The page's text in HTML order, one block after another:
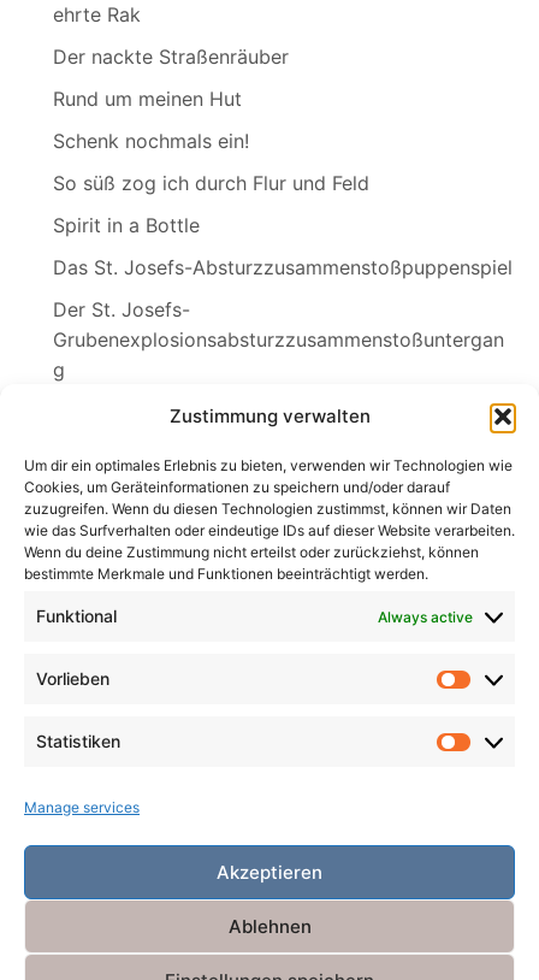
Zustimmung verwalten
Um dir ein optimales Erlebnis zu bieten, verwenden wir Technologien wie
Cookies, um Geräteinformationen zu speichern und/oder darauf
zuzugreifen. Wenn du diesen Technologien zustimmst, können wir Daten
wie das Surfverhalten oder eindeutige IDs auf dieser Website verarbeiten.
Wenn du deine Zustimmung nicht erteilst oder zurückziehst, können
bestimmte Merkmale und Funktionen beeinträchtigt werden.
Funktional Always active
Vorlieben
Statistiken
Manage services
Akzeptieren
Ablehnen
ehrte Rak
Der nackte Straßenräuber
Rund um meinen Hut
Schenk nochmals ein!
So süß zog ich durch Flur und Feld
Spirit in a Bottle
Das St. Josefs-Absturzzusammenstoßpuppenspiel
Der St. Josefs-
Grubenexplosionsabsturzzusammenstoßuntergan
g
Search
Search